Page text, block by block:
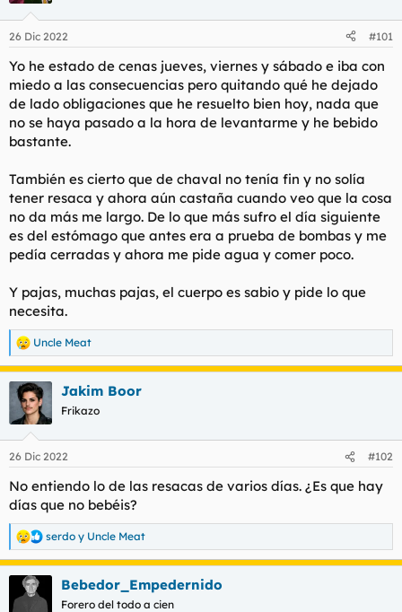
a
d
o
d
e
l
t
e
e
i
c
i
o
26 Dic 2022 #101
Yo he estado de cenas jueves, viernes y sábado e iba con
miedo a las consecuencias pero quitando qué he dejado
de lado obligaciones que he resuelto bien hoy, nada que
no se haya pasado a la hora de levantarme y he bebido
bastante.
También es cierto que de chaval no tenía fin y no solía
tener resaca y ahora aún castaña cuando veo que la cosa
no da más me largo. De lo que más sufro el día siguiente
es del estómago que antes era a prueba de bombas y me
pedía cerradas y ahora me pide agua y comer poco.
Y pajas, muchas pajas, el cuerpo es sabio y pide lo que
necesita.
R
e
a
c
c
i
e
:
Uncle Meat
Jakim Boor
Frikazo
26 Dic 2022 #102
No entiendo lo de las resacas de varios días. ¿Es que hay
días que no bebéis?
R
e
a
c
serdo y Uncle Meat
Bebedor_Empedernido
Forero del todo a cien